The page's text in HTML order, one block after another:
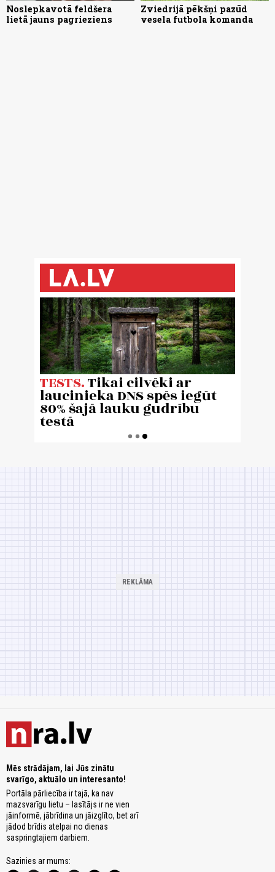
Noslepkavotā feldšera
lietā jauns pagrieziens
Zviedrijā pēkšņi pazūd
vesela futbola komanda
Mēs strādājam, lai Jūs zinātu
svarīgo, aktuālo un interesanto!
Portāla pārliecība ir tajā, ka nav
mazsvarīgu lietu – lasītājs ir ne vien
jāinformē, jābrīdina un jāizglīto, bet arī
jādod brīdis atelpai no dienas
saspringtajiem darbiem.
Sazinies ar mums: